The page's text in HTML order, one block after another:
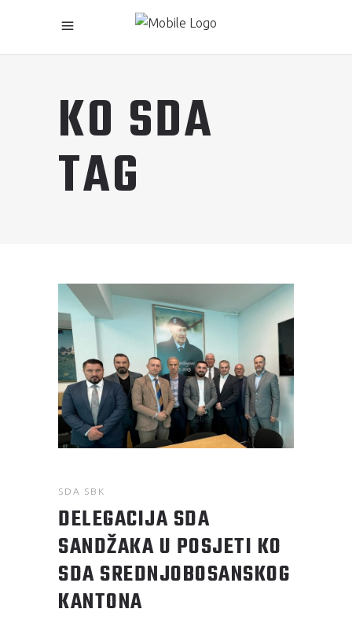
KO SDA
TAG
SDA SBK
DELEGACIJA SDA
SANDŽAKA U POSJETI KO
SDA SREDNJOBOSANSKOG
KANTONA